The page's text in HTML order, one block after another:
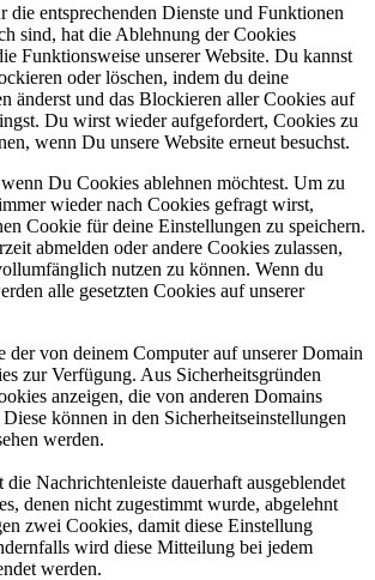
die entsprechenden Dienste und Funktionen
sind, hat die Ablehnung der Cookies
Funktionsweise unserer Website. Du kannst
oder löschen, indem du deine
änderst und das Blockieren aller Cookies auf
Du wirst wieder aufgefordert, Cookies zu
wenn Du unsere Website erneut besuchst.
Du Cookies ablehnen möchtest. Um zu
wieder nach Cookies gefragt wirst,
Cookie für deine Einstellungen zu speichern.
abmelden oder andere Cookies zulassen,
nutzen zu können. Wenn du
alle gesetzten Cookies auf unserer
der von deinem Computer auf unserer Domain
zur Verfügung. Aus Sicherheitsgründen
anzeigen, die von anderen Domains
können in den Sicherheitseinstellungen
werden.
Nachrichtenleiste dauerhaft ausgeblendet
denen nicht zugestimmt wurde, abgelehnt
zwei Cookies, damit diese Einstellung
wird diese Mitteilung bei jedem
werden.